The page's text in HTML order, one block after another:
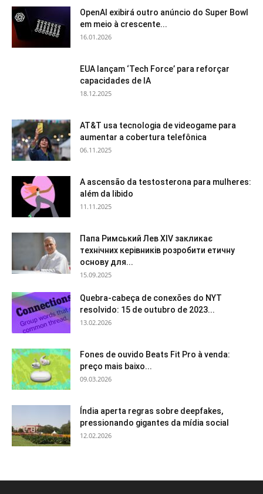
OpenAI exibirá outro anúncio do Super Bowl
em meio à crescente...
16.01.2026
EUA lançam ‘Tech Force’ para reforçar
capacidades de IA
18.12.2025
AT&T usa tecnologia de videogame para
aumentar a cobertura telefônica
06.11.2025
A ascensão da testosterona para mulheres:
além da libido
11.11.2025
Папа Римський Лев XIV закликає
технічних керівників розробити етичну
основу для...
15.09.2025
Quebra-cabeça de conexões do NYT
resolvido: 15 de outubro de 2023...
13.02.2026
Fones de ouvido Beats Fit Pro à venda:
preço mais baixo...
09.03.2026
Índia aperta regras sobre deepfakes,
pressionando gigantes da mídia social
12.02.2026